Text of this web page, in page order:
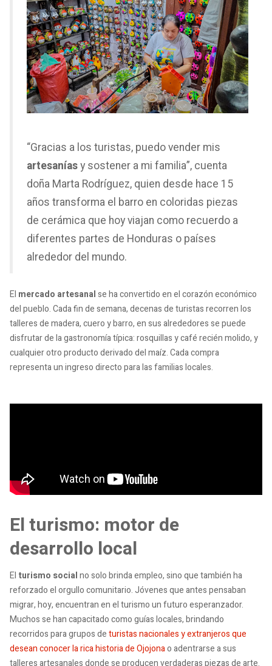
“Gracias a los turistas, puedo vender mis
artesaníasy sostener a mi familia”, cuenta
doña Marta Rodríguez, quien desde hace 15
años transforma el barro en coloridas piezas
de cerámica que hoy viajan como recuerdo a
diferentes partes de Honduras o países
alrededor del mundo.
El mercado artesanalse ha convertido en el corazón económico
del pueblo. Cada fin de semana, decenas de turistas recorren los
talleres de madera, cuero y barro, en sus alrededores se puede
disfrutar de la gastronomía típica: rosquillas y café recién molido, y
cualquier otro producto derivado del maíz. Cada compra
representa un ingreso directo para las familias locales.
El turismo: motor de
desarrollo local
El turismo socialno solo brinda empleo, sino que también ha
reforzado el orgullo comunitario. Jóvenes que antes pensaban
migrar, hoy, encuentran en el turismo un futuro esperanzador.
Muchos se han capacitado como guías locales, brindando
recorridos para grupos deturistas nacionales y extranjeros que
desean conocer la rica historia de Ojojonao adentrarse a sus
talleres artesanales donde se producen verdaderas piezas de arte.